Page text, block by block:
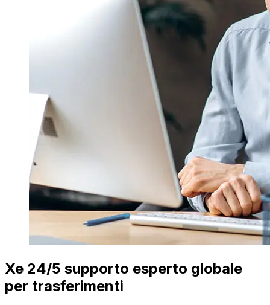
Xe 24/5 supporto esperto globale
per trasferimenti